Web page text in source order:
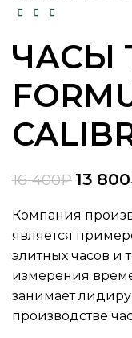
ЧАСЫ
16 400₽ 13 800
Компания
является
элитных часов и
измерения
занимает
производстве